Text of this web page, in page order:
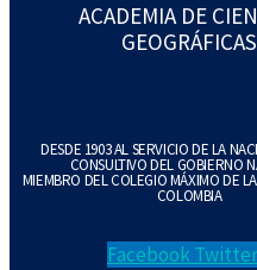
ACADEMIA DE
GEOGRÁFICAS
DESDE 1903 AL SERVICIO DE LA
CONSULTIVO DEL GOBIERNO
MIEMBRO DEL COLEGIO MÁXIMO DE
COLOMBIA
Facebook Twitter